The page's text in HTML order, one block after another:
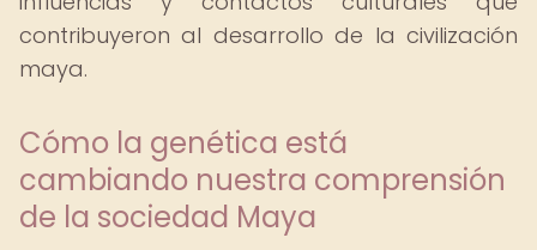
contribuyeron al desarrollo de la civilización
maya.
Cómo la genética está
cambiando nuestra comprensión
de la sociedad Maya